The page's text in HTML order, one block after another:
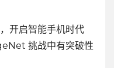
开启智能手机时代
挑战中有突破性